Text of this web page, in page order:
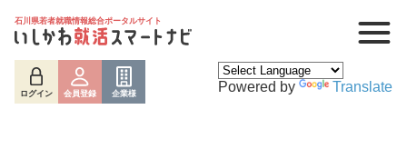
石川県若者就職情報総合ポータルサイト
ログイン 会員登録 企業様 Powered by Translate